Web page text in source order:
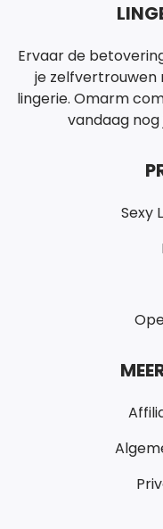
Ervaar de
je
lingerie. Omarm
vandaag
Sexy